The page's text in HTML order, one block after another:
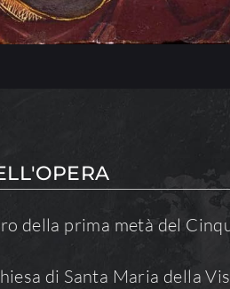
della prima metà del
di Santa Maria della